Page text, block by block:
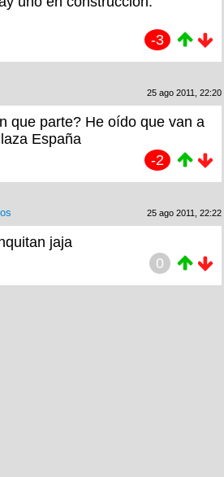
-3
25 ago 2011, 22:20
que parte? He oído que van a
España
-2
25 ago 2011, 22:22
jaja
0